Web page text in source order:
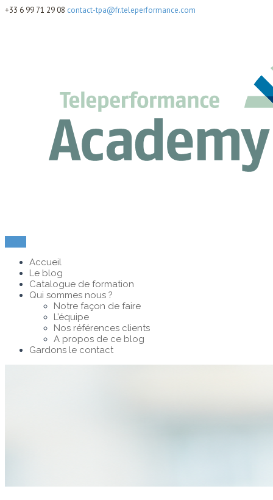
+33 6 99 71 29 08 contact-tpa@fr.teleperformance.com
Accueil
Le blog
Catalogue de formation
Qui sommes nous ?
Notre façon de faire
L’équipe
Nos références clients
A propos de ce blog
Gardons le contact